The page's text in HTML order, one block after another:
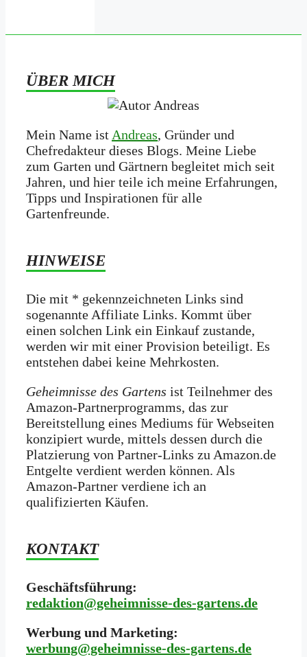
ÜBER MICH
Mein Name ist Andreas, Gründer und
Chefredakteur dieses Blogs. Meine Liebe
zum Garten und Gärtnern begleitet mich seit
Jahren, und hier teile ich meine Erfahrungen,
Tipps und Inspirationen für alle
Gartenfreunde.
HINWEISE
Die mit * gekennzeichneten Links sind
sogenannte Affiliate Links. Kommt über
einen solchen Link ein Einkauf zustande,
werden wir mit­ einer Provision beteiligt. Es
entstehen dabei keine Mehrkosten.
Geheimnisse des Gartens ist Teilnehmer des
Amazon-Partnerprogramms, das zur
Bereitstellung eines Mediums für Webseiten
konzipiert wurde, mittels dessen durch die
Platzierung von Partner-Links zu Amazon.de
Entgelte verdient werden können. Als
Amazon-Partner verdiene ich an
qualifizierten Käufen.
KONTAKT
Geschäftsführung:
redaktion@geheimnisse-des-gartens.de
Werbung und Marketing:
werbung@geheimnisse-des-gartens.de